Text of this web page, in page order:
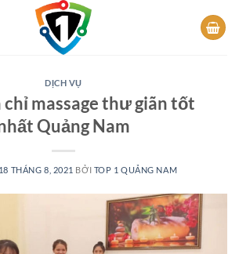
DỊCH VỤ
chỉ massage thư giãn tốt
Quảng Nam
18 THÁNG 8, 2021 BỞI TOP 1 QUẢNG NAM